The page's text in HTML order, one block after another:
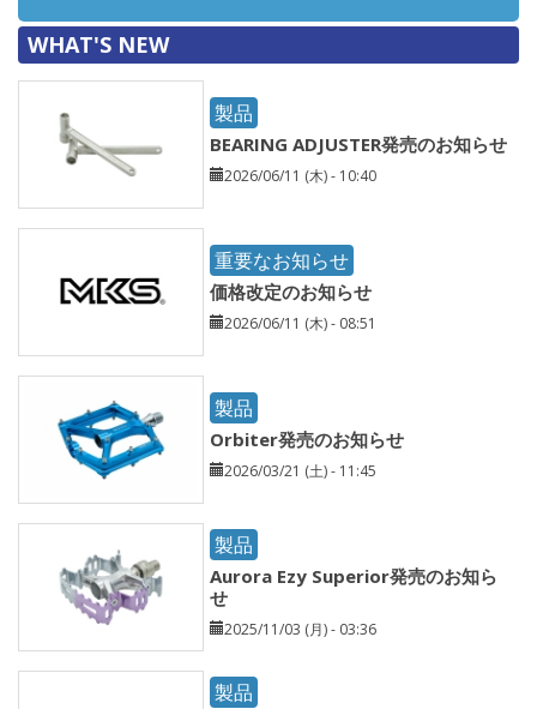
WHAT'S NEW
製品
BEARING ADJUSTER発売のお知らせ
2026/06/11 (木) - 10:40
重要なお知らせ
価格改定のお知らせ
2026/06/11 (木) - 08:51
製品
Orbiter発売のお知らせ
2026/03/21 (土) - 11:45
製品
Aurora Ezy Superior発売のお知ら
せ
2025/11/03 (月) - 03:36
製品